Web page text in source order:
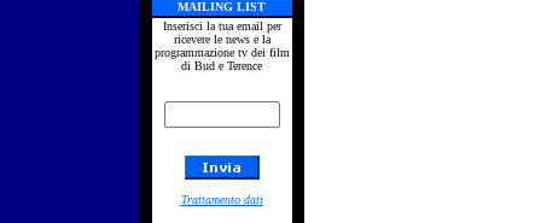
MAILING LIST
Inserisci la tua email per
ricevere le news e la
programmazione tv dei film
di Bud e Terence
Trattamento dati